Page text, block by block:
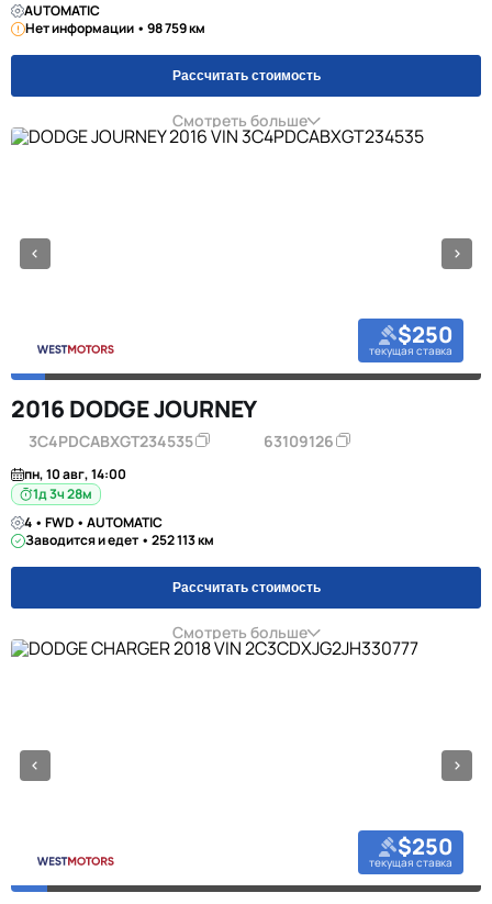
AUTOMATIC
Нет информации • 98 759 км
Рассчитать стоимость
Смотреть больше
$250
текущая ставка
2016 DODGE JOURNEY
3C4PDCABXGT234535 63109126
пн, 10 авг, 14:00
1д 3ч 28м
4 • FWD • AUTOMATIC
Заводится и едет • 252 113 км
Рассчитать стоимость
Смотреть больше
$250
текущая ставка